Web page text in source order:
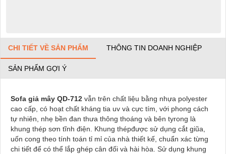
CHI TIẾT VỀ SẢN PHẨM THÔNG TIN DOANH NGHIỆP
SẢN PHẨM GỢI Ý
Sofa giả mây QD-712 vẫn trên chất liệu bằng nhựa polyester
cao cấp, có hoạt chất kháng tia uv và cực tím, với phong cách
tự nhiên, nhẹ bền đan thưa thông thoáng và bên tyrong là
khung thép sơn tĩnh điện. Khung thépđược sử dụng cắt giũa,
uốn cong theo tính toán tỉ mỉ của nhà thiết kế, chuẩn xác từng
chi tiết để có thể lắp ghép cân đối và hài hòa. Sử dụng khung